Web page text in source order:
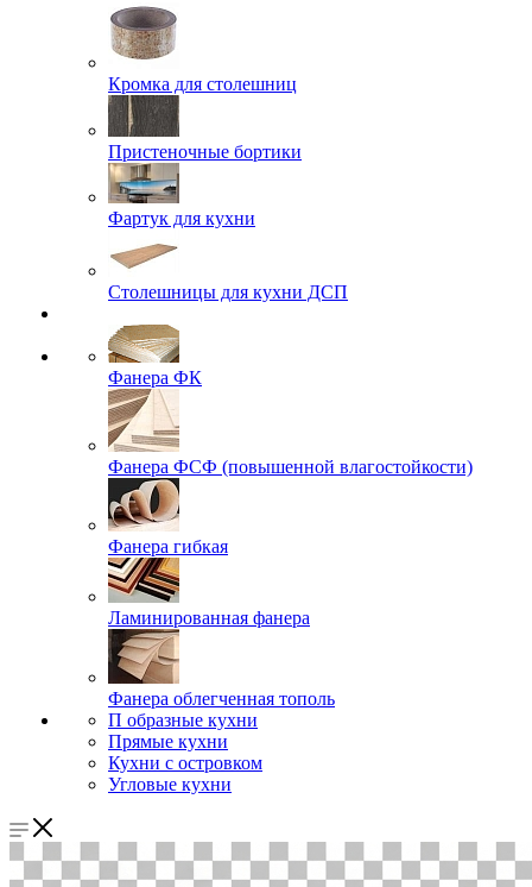
Кромка для столешниц
Пристеночные бортики
Фартук для кухни
Столешницы для кухни ДСП
Фанера ФК
Фанера ФСФ (повышенной влагостойкости)
Фанера гибкая
Ламинированная фанера
Фанера облегченная тополь
П образные кухни
Прямые кухни
Кухни с островком
Угловые кухни